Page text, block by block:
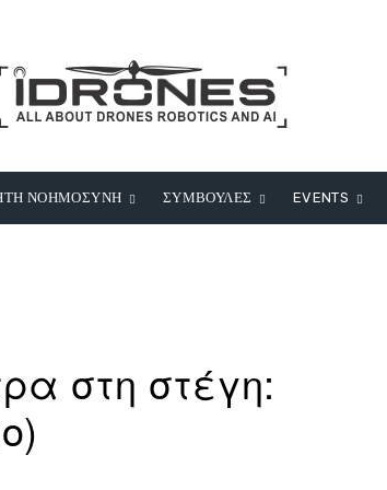
ΝΟΗΜΟΣΥΝΗ ΣΥΜΒΟΥΛΕΣ EVENTS
στη στέγη: